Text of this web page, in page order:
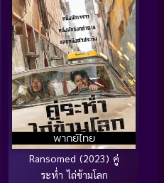
พากย์ไทย
Ransomed (2023) คู่
ระห่ำ ไถ่ข้ามโลก